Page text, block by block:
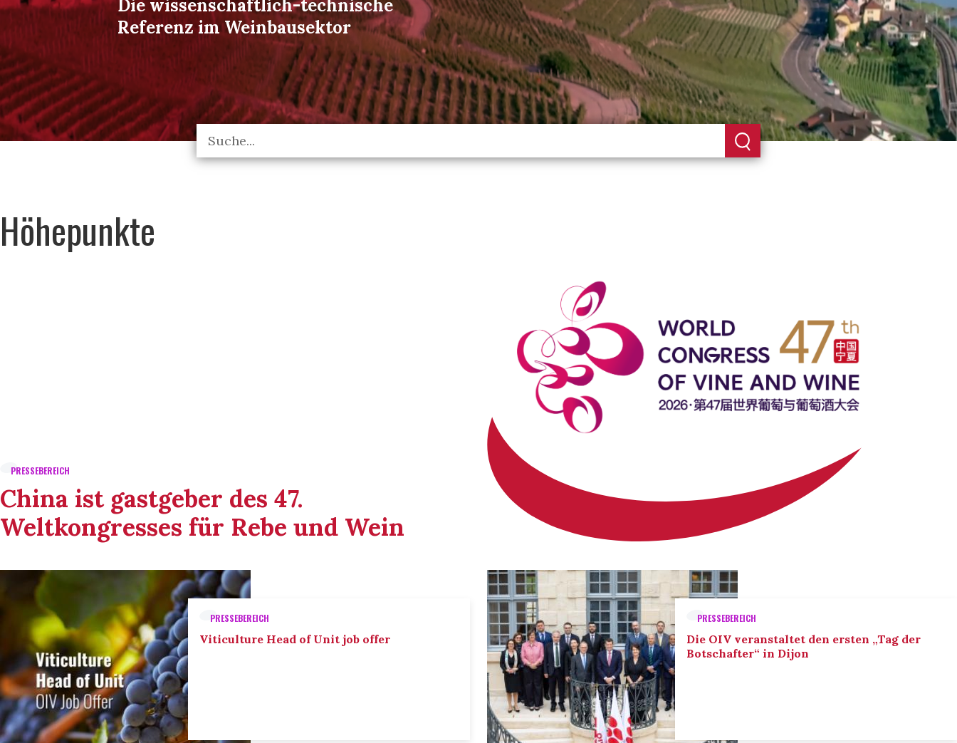
Die wissenschaftlich-technische
Referenz im Weinbausektor
Höhepunkte
PRESSEBEREICH
China ist gastgeber des 47.
Weltkongresses für Rebe und Wein
PRESSEBEREICH
Viticulture Head of Unit job offer
PRESSEBEREICH
Die OIV veranstaltet den ersten „Tag der
Botschafter“ in Dijon